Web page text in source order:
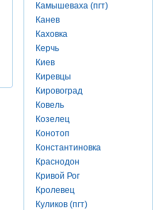
Камышеваха (пгт)
Канев
Каховка
Керчь
Киев
Киревцы
Кировоград
Ковель
Козелец
Конотоп
Константиновка
Краснодон
Кривой Рог
Кролевец
Куликов (пгт)